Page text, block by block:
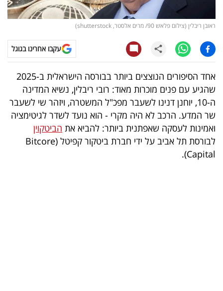
עסקי
ספורט
קריירה
ולימודים
מינויים
רייטינג
ראובן ריבלין (צילום פלאש 90/ מרים אלסטר, shutterstock)
עקבו אחרינו בגוגל
אחד הסיפורים הנוצצים ביותר בבורסה הישראלית ב-2025
שהגיע עם פנים מוכרות מאוד: רובי ריבלין, נשיא המדינה
ה-10, יוחנן דנינו לשעבר מפכ"ל המשטרה, ויזהר שי לשעבר
שר המדע. הרכב לא היה מקרי - הוא נועד לשדר לגיטימציה
ואמינות לעסקה שאפתנית ביותר: להביא את הביטקוין
לבורסת תל אביב על ידי חברת ביטקור קפיטל (Bitcore
Capital).